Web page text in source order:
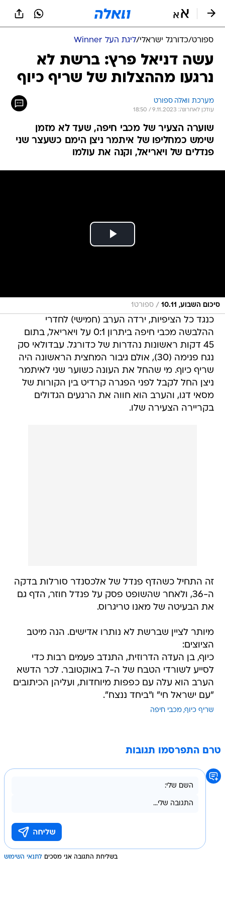
ספורט/כדורגל ישראלי/ליגת העל Winner
עשה דניאל פרץ: ברשת לא
נרגעו מההצלות של שריף כיוף
מערכת וואלה ספורט
עודכן לאחרונה: 9.11.2023 / 18:50
שוערה הצעיר של מכבי חיפה, שעד לא מזמן
שימש כמחליפו של איתמר ניצן הימם כשעצר שני
פנדלים של ויאריאל, וקנה את עולמו
סיכום השבוע, 10.11 / ספורט1
כנגד כל הציפיות, ירדה הערב (חמישי) לחדרי
ההלבשה מכבי חיפה ביתרון 0:1 על ויאריאל, בתום
45 דקות ראשונות נהדרות של כדורגל. עבדולאי סק
נגח פנימה (30), אולם גיבור המחצית הראשונה היה
שריף כיוף. מי שהחל את העונה כשוער שני לאיתמר
ניצן החל לקבל לפני הפגרה קרדיט בין הקורות של
מסאי דגו, והערב הוא חווה את הרגעים הגדולים
בקריירה הצעירה שלו.
זה התחיל כשהדף פנדל של אלכסנדר סורלות בדקה
ה-36, ולאחר שהשופט פסק על פנדל חוזר, הדף גם
את הבעיטה של מאנו טריגרוס.
מיותר לציין שברשת לא נותרו אדישים. הנה מיטב
הציוצים:
כיוף, בן העדה הדרוזית, התנדב פעמים רבות כדי
לסייע לשורדי הטבח של ה-7 באוקטובר. לכר הדשא
הערב הוא עלה עם כפפות מיוחדות, ועליהן הכיתובים
"עם ישראל חי" ו"ביחד ננצח".
שריף כיוף מכבי חיפה
טרם התפרסמו תגובות
בשליחת התגובה אני מסכים לתנאי השימוש